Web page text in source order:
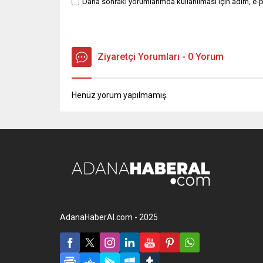
Ziyaretçi Yorumları - 0 Yorum
Henüz yorum yapılmamış.
AdanaHaberAl.com - 2025